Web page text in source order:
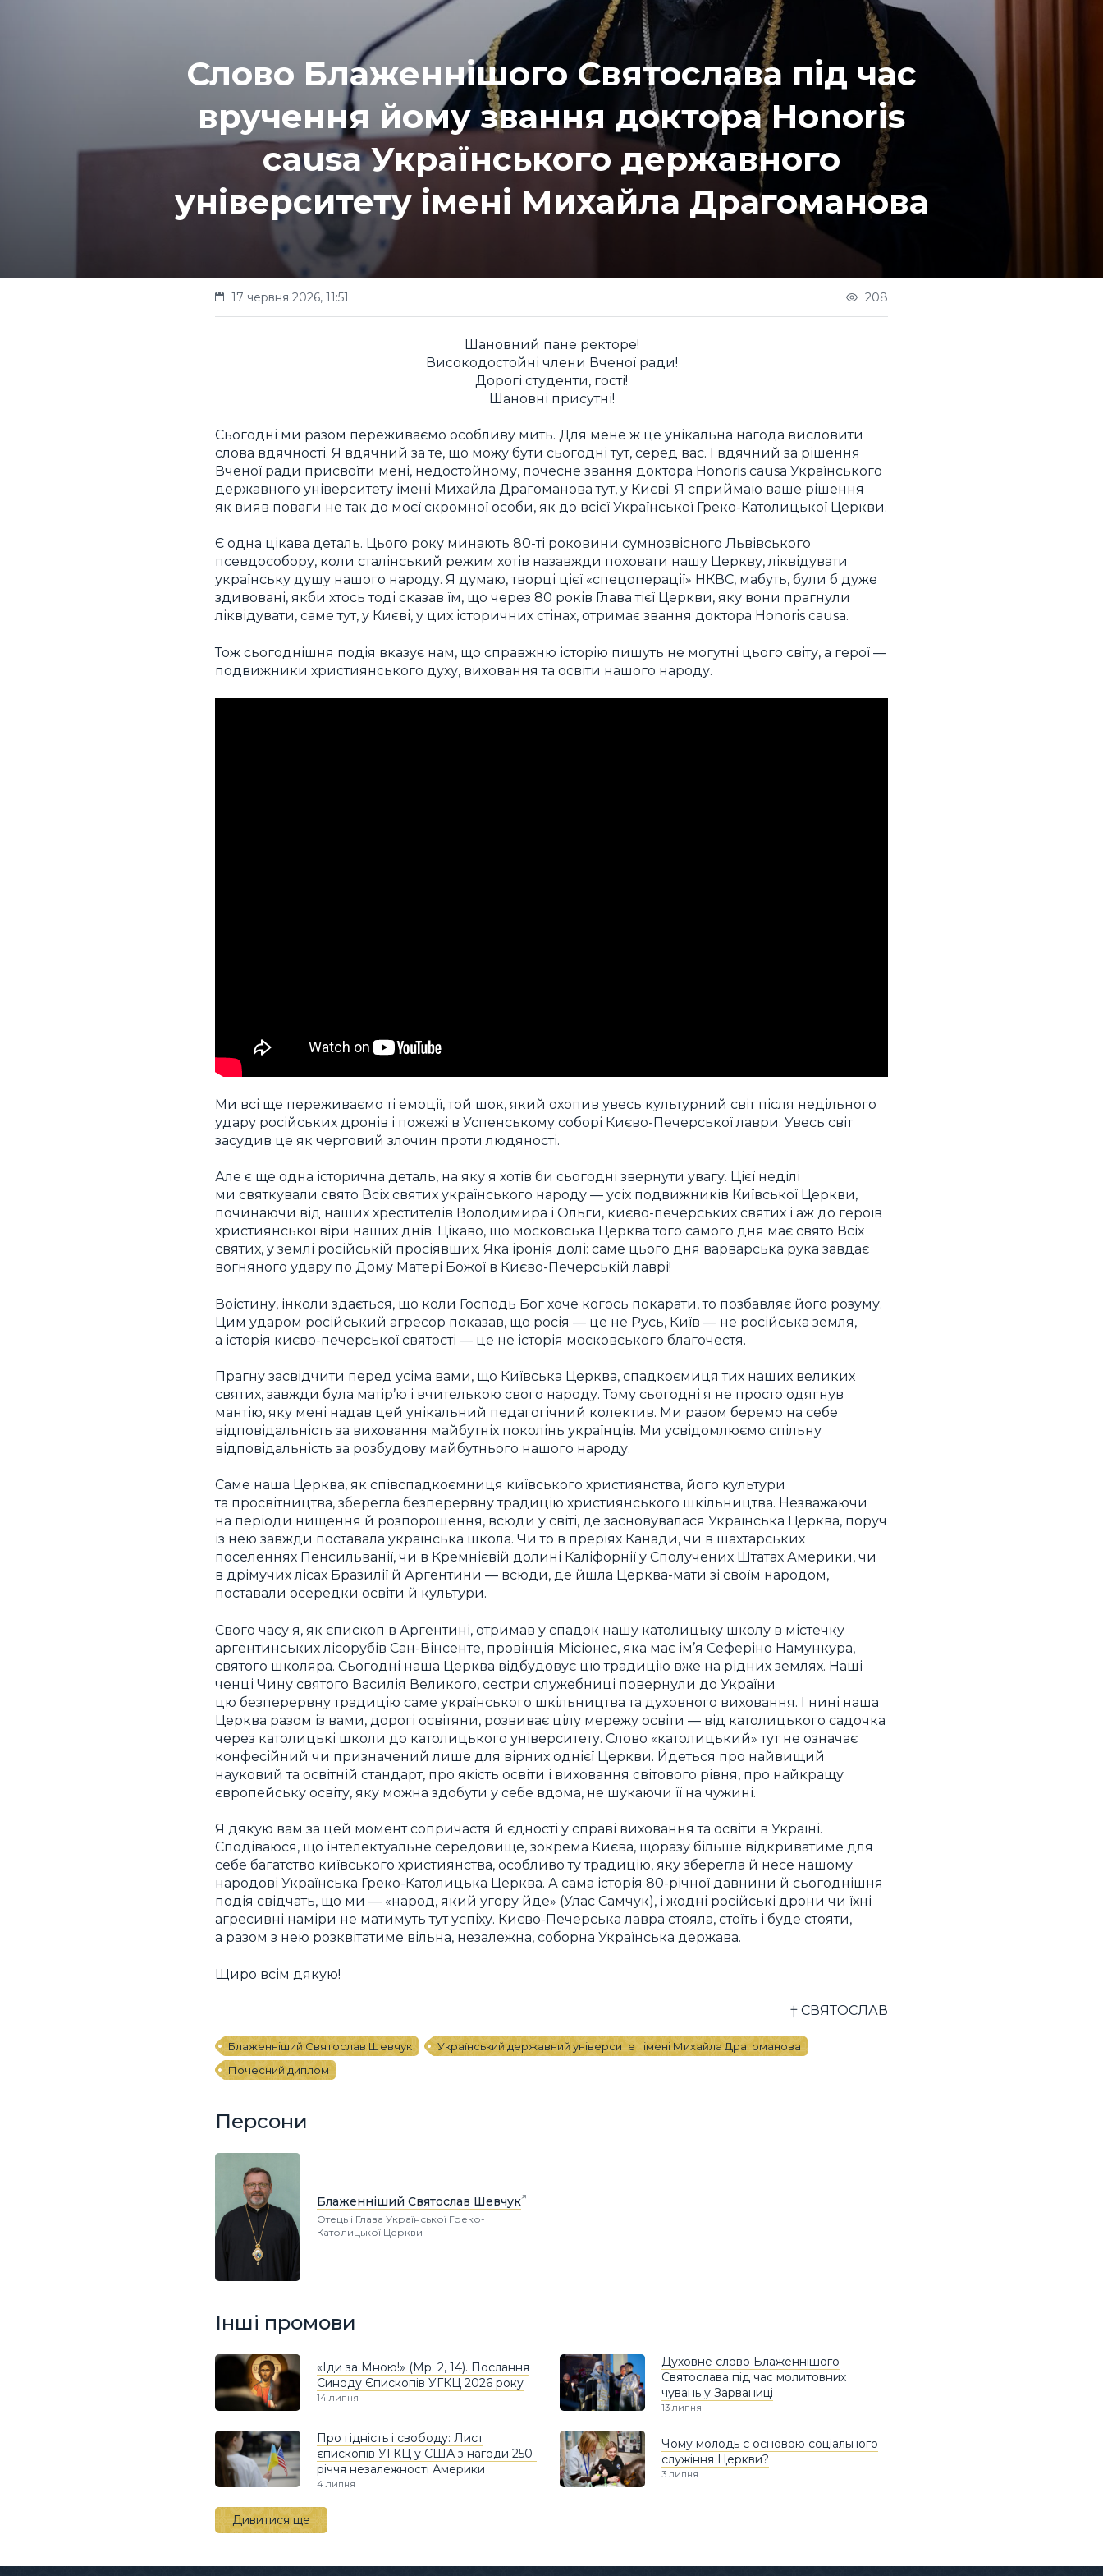
Слово Блаженнішого Святослава під час
вручення йому звання доктора Honoris
causa Українського державного
університету імені Михайла Драгоманова
17 червня 2026, 11:51 208
Шановний пане ректоре!
Високодостойні члени Вченої ради!
Дорогі студенти, гості!
Шановні присутні!
Сьогодні ми разом переживаємо особливу мить. Для мене ж це унікальна нагода висловити
слова вдячності. Я вдячний за те, що можу бути сьогодні тут, серед вас. І вдячний за рішення
Вченої ради присвоїти мені, недостойному, почесне звання доктора Honoris causa Українського
державного університету імені Михайла Драгоманова тут, у Києві. Я сприймаю ваше рішення
як вияв поваги не так до моєї скромної особи, як до всієї Української Греко-Католицької Церкви.
Є одна цікава деталь. Цього року минають 80-ті роковини сумнозвісного Львівського
псевдособору, коли сталінський режим хотів назавжди поховати нашу Церкву, ліквідувати
українську душу нашого народу. Я думаю, творці цієї «спецоперації» НКВC, мабуть, були б дуже
здивовані, якби хтось тоді сказав їм, що через 80 років Глава тієї Церкви, яку вони прагнули
ліквідувати, саме тут, у Києві, у цих історичних стінах, отримає звання доктора Honoris causa.
Тож сьогоднішня подія вказує нам, що справжню історію пишуть не могутні цього світу, а герої —
подвижники християнського духу, виховання та освіти нашого народу.
Ми всі ще переживаємо ті емоції, той шок, який охопив увесь культурний світ після недільного
удару російських дронів і пожежі в Успенському соборі Києво-Печерської лаври. Увесь світ
засудив це як черговий злочин проти людяності.
Але є ще одна історична деталь, на яку я хотів би сьогодні звернути увагу. Цієї неділі
ми святкували свято Всіх святих українського народу — усіх подвижників Київської Церкви,
починаючи від наших хрестителів Володимира і Ольги, києво-печерських святих і аж до героїв
християнської віри наших днів. Цікаво, що московська Церква того самого дня має свято Всіх
святих, у землі російській просіявших. Яка іронія долі: саме цього дня варварська рука завдає
вогняного удару по Дому Матері Божої в Києво-Печерській лаврі!
Воістину, інколи здається, що коли Господь Бог хоче когось покарати, то позбавляє його розуму.
Цим ударом російський агресор показав, що росія — це не Русь, Київ — не російська земля,
а історія києво-печерської святості — це не історія московського благочестя.
Прагну засвідчити перед усіма вами, що Київська Церква, спадкоємиця тих наших великих
святих, завжди була матір’ю і вчителькою свого народу. Тому сьогодні я не просто одягнув
мантію, яку мені надав цей унікальний педагогічний колектив. Ми разом беремо на себе
відповідальність за виховання майбутніх поколінь українців. Ми усвідомлюємо спільну
відповідальність за розбудову майбутнього нашого народу.
Саме наша Церква, як співспадкоємниця київського християнства, його культури
та просвітництва, зберегла безперервну традицію християнського шкільництва. Незважаючи
на періоди нищення й розпорошення, всюди у світі, де засновувалася Українська Церква, поруч
із нею завжди поставала українська школа. Чи то в преріях Канади, чи в шахтарських
поселеннях Пенсильванії, чи в Кремнієвій долині Каліфорнії у Сполучених Штатах Америки, чи
в дрімучих лісах Бразилії й Аргентини — всюди, де йшла Церква-мати зі своїм народом,
поставали осередки освіти й культури.
Свого часу я, як єпископ в Аргентині, отримав у спадок нашу католицьку школу в містечку
аргентинських лісорубів Сан-Вінсенте, провінція Місіонес, яка має ім’я Сеферіно Намункура,
святого школяра. Сьогодні наша Церква відбудовує цю традицію вже на рідних землях. Наші
ченці Чину святого Василія Великого, сестри служебниці повернули до України
цю безперервну традицію саме українського шкільництва та духовного виховання. І нині наша
Церква разом із вами, дорогі освітяни, розвиває цілу мережу освіти — від католицького садочка
через католицькі школи до католицького університету. Слово «католицький» тут не означає
конфесійний чи призначений лише для вірних однієї Церкви. Йдеться про найвищий
науковий та освітній стандарт, про якість освіти і виховання світового рівня, про найкращу
європейську освіту, яку можна здобути у себе вдома, не шукаючи її на чужині.
Я дякую вам за цей момент сопричастя й єдності у справі виховання та освіти в Україні.
Сподіваюся, що інтелектуальне середовище, зокрема Києва, щоразу більше відкриватиме для
себе багатство київського християнства, особливо ту традицію, яку зберегла й несе нашому
народові Українська Греко-Католицька Церква. А сама історія 80-річної давнини й сьогоднішня
подія свідчать, що ми — «народ, який угору йде» (Улас Самчук), і жодні російські дрони чи їхні
агресивні наміри не матимуть тут успіху. Києво-Печерська лавра стояла, стоїть і буде стояти,
а разом з нею розквітатиме вільна, незалежна, соборна Українська держава.
Щиро всім дякую!
† СВЯТОСЛАВ
Блаженніший Святослав Шевчук
Український державний університет імені Михайла Драгоманова
Почесний диплом
Персони
Блаженніший Святослав Шевчук
Отець і Глава Української Греко-
Католицької Церкви
Інші промови
«Іди за Мною!» (Мр. 2, 14). Послання
Синоду Єпископів УГКЦ 2026 року
14 липня
Духовне слово Блаженнішого
Святослава під час молитовних
чувань у Зарваниці
13 липня
Про гідність і свободу: Лист
єпископів УГКЦ у США з нагоди 250-
річчя незалежності Америки
4 липня
Чому молодь є основою соціального
служіння Церкви?
3 липня
Дивитися ще